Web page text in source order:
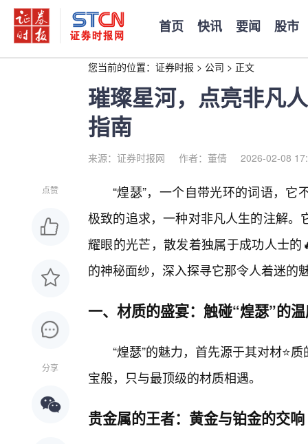
首页 快讯 要闻 股市
您当前的位置： 证券时报 > 公司 > 正文
璀璨星河，点亮非凡
指南
来源：证券时报网 作者：董倩 2026-02-08
点赞
分享
“煌瑟”，一个自带光环的词语，
极致的追求，一种对非凡人生的注解
耀眼的光芒，散发着独属于成功人士
的神秘面纱，深入探寻它那令人着迷的
一、材质的盛宴：触碰“煌瑟”的
“煌瑟”的魅力，首先源于其对材⭐
宝般，只与最顶级的材质相遇。
贵金属的王者：黄金与铂金的交响